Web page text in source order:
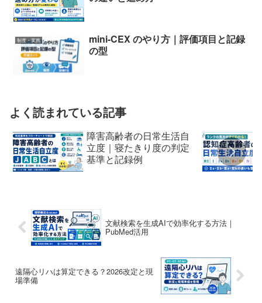
制度・実務
mini-CEX のやり方｜評価項目と記録
の型
よく読まれている記事
障害高齢者の日常生活自
立度｜寝たきり度の判定
基準と記録例
文献検索を生成AIで効率化する方法｜
PubMed活用
遠隔心リハは算定できる？2026改定と現
場準備